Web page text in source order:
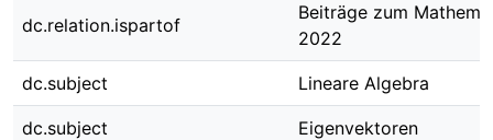
dc.relation.ispartof
Beiträge zum
2022
dc.subject Lineare Algebra
dc.subject Eigenvektoren